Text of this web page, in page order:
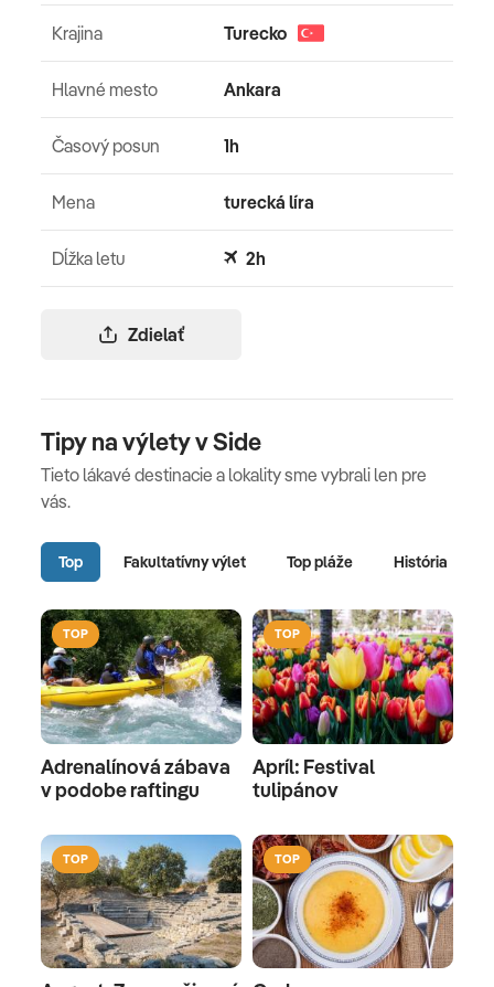
Zdielať
Krajina Turecko
Hlavné mesto Ankara
Časový posun 1h
Mena turecká líra
Dĺžka letu 2h
Tipy na výlety v Side
Tieto lákavé destinacie a lokality sme vybrali len pre
vás.
Top Fakultatívny výlet Top pláže História
TOP
Adrenalínová zábava
v podobe raftingu
TOP
Apríl: Festival
tulipánov
TOP TOP